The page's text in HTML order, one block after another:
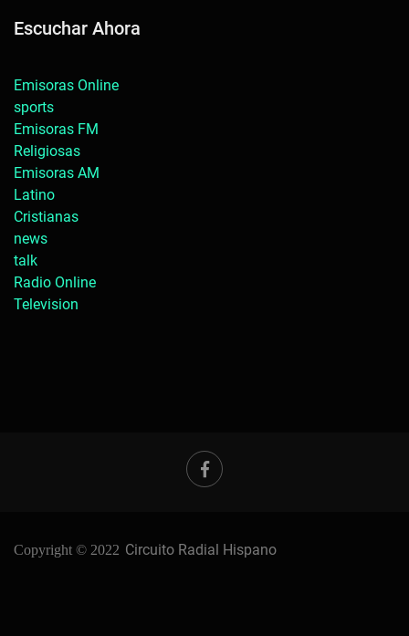
Escuchar Ahora
Emisoras Online
sports
Emisoras FM
Religiosas
Emisoras AM
Latino
Cristianas
news
talk
Radio Online
Television
Copyright © 2022 Circuito Radial Hispano